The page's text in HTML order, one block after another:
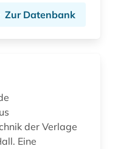
Zur Datenbank
der Verlage
Eine